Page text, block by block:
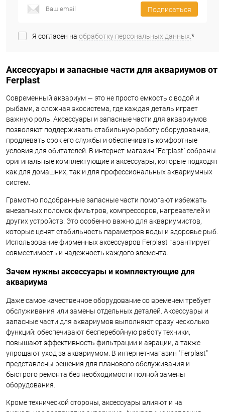
Подписаться
Я согласен на обработку персональных данных.*
Аксессуары и запасные части для аквариумов от
Ferplast
Современный аквариум — это не просто емкость с водой и
рыбами, а сложная экосистема, где каждая деталь играет
важную роль. Аксессуары и запасные части для аквариумов
позволяют поддерживать стабильную работу оборудования,
продлевать срок его службы и обеспечивать комфортные
условия для обитателей. В интернет-магазин "Ferplast" собраны
оригинальные комплектующие и аксессуары, которые подходят
как для домашних, так и для профессиональных аквариумных
систем.
Грамотно подобранные запасные части помогают избежать
внезапных поломок фильтров, компрессоров, нагревателей и
других устройств. Это особенно важно для аквариумистов,
которые ценят стабильность параметров воды и здоровье рыб.
Использование фирменных аксессуаров Ferplast гарантирует
совместимость и надежность каждого элемента.
Зачем нужны аксессуары и комплектующие для
аквариума
Даже самое качественное оборудование со временем требует
обслуживания или замены отдельных деталей. Аксессуары и
запасные части для аквариумов выполняют сразу несколько
функций: обеспечивают бесперебойную работу техники,
повышают эффективность фильтрации и аэрации, а также
упрощают уход за аквариумом. В интернет-магазин "Ferplast"
представлены решения для планового обслуживания и
быстрого ремонта без необходимости полной замены
оборудования.
Кроме технической стороны, аксессуары влияют и на